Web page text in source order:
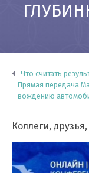
Что считать
Прямая передача
вождению
Коллеги,